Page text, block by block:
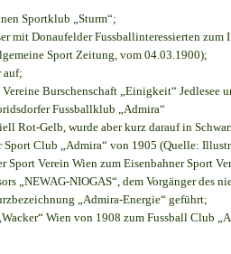
Sportklub „Sturm“;
mit Donaufelder Fussballinteressierten zum
Sport Zeitung, vom 04.03.1900);
auf;
Burschenschaft „Einigkeit“ Jedlesee
Fussballklub „Admira“
Rot-Gelb, wurde aber kurz darauf in
Sport Club „Admira“ von 1905 (Quelle:
Sport Verein Wien zum Eisenbahner Sport
„NEWAG-NIOGAS“, dem Vorgänger des
„Admira-Energie“ geführt;
Wien von 1908 zum Fussball Club